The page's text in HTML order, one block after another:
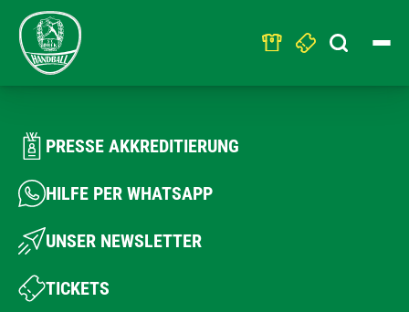
Search
for:
PRESSE AKKREDITIERUNG
HILFE PER WHATSAPP
UNSER NEWSLETTER
TICKETS